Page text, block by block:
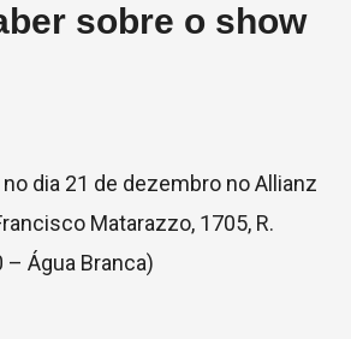
sobre o show
dia 21 de dezembro no Allianz
Matarazzo, 1705, R.
– Água Branca)